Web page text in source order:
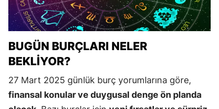
BUGÜN BURÇLARI NELER
BEKLIYOR?
27 Mart 2025 günlük burç yorumlarına göre,
finansal konular ve duygusal denge ön planda